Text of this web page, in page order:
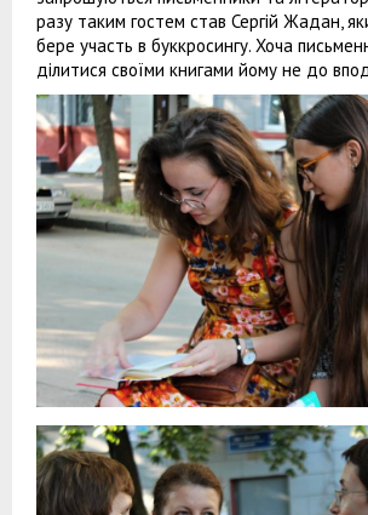
разу таким гостем став Сергій Жадан,
бере участь в буккросингу. Хоча
ділитися своїми книгами йому не до